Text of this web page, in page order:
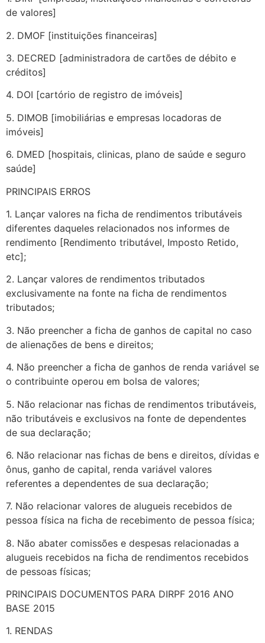
de valores]
2. DMOF [instituições financeiras]
3. DECRED [administradora de cartões de débito e
créditos]
4. DOI [cartório de registro de imóveis]
5. DIMOB [imobiliárias e empresas locadoras de
imóveis]
6. DMED [hospitais, clinicas, plano de saúde e seguro
saúde]
PRINCIPAIS ERROS
1. Lançar valores na ficha de rendimentos tributáveis
diferentes daqueles relacionados nos informes de
rendimento [Rendimento tributável, Imposto Retido,
etc];
2. Lançar valores de rendimentos tributados
exclusivamente na fonte na ficha de rendimentos
tributados;
3. Não preencher a ficha de ganhos de capital no caso
de alienações de bens e direitos;
4. Não preencher a ficha de ganhos de renda variável se
o contribuinte operou em bolsa de valores;
5. Não relacionar nas fichas de rendimentos tributáveis,
não tributáveis e exclusivos na fonte de dependentes
de sua declaração;
6. Não relacionar nas fichas de bens e direitos, dívidas e
ônus, ganho de capital, renda variável valores
referentes a dependentes de sua declaração;
7. Não relacionar valores de alugueis recebidos de
pessoa física na ficha de recebimento de pessoa física;
8. Não abater comissões e despesas relacionadas a
alugueis recebidos na ficha de rendimentos recebidos
de pessoas físicas;
PRINCIPAIS DOCUMENTOS PARA DIRPF 2016 ANO
BASE 2015
1. RENDAS